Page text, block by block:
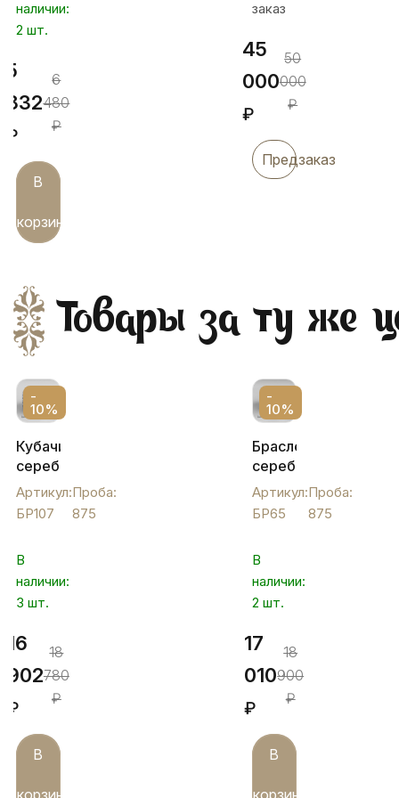
наличии:
2 шт.
5
832
₽
6
480
₽
В
корзину
черни,
заказ
45
000
₽
50
000
₽
Предзаказ
Товары за ту же
-
10%
Кубачинский
серебряный
браслет
с это
орнаментом,
Артикул:
БР107
Проба:
875
В
наличии:
3 шт.
16
902
₽
18
780
₽
В
корзину
-
10%
Браслет
серебряный
"Многограный",
БР65
Артикул:
БР65
Проба:
875
В
наличии:
2 шт.
17
010
₽
18
900
₽
В
корзину